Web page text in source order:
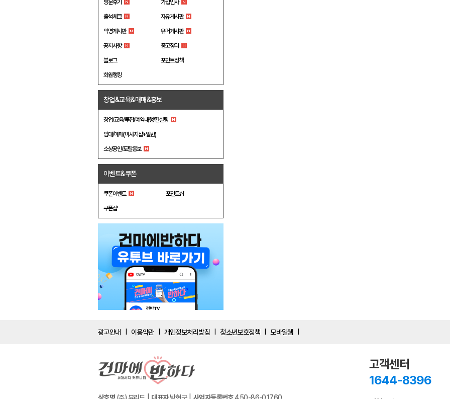
방문후기 가입인사
출석체크 자유게시판
익명게시판 유머게시판
공지사항 중고장터
블로그 포인트정책
회원랭킹
창업&교육&매매&홍보
창업/교육/투잡/예약대행/컨설팅
임대/매매(마사지샵+일반)
소상공인/토탈홍보
이벤트&쿠폰
쿠폰이벤트 포인트샵
쿠폰샵
광고안내 이용약관 개인정보처리방침 청소년보호정책 모바일웹
고객센터
1644-8396